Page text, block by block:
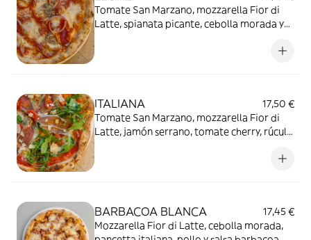
Tomate San Marzano, mozzarella Fior di
Latte, spianata picante, cebolla morada y
ITALIANA
17,50 €
Tomate San Marzano, mozzarella Fior di
Latte, jamón serrano, tomate cherry, rúcula
BARBACOA BLANCA
17,45 €
Mozzarella Fior di Latte, cebolla morada,